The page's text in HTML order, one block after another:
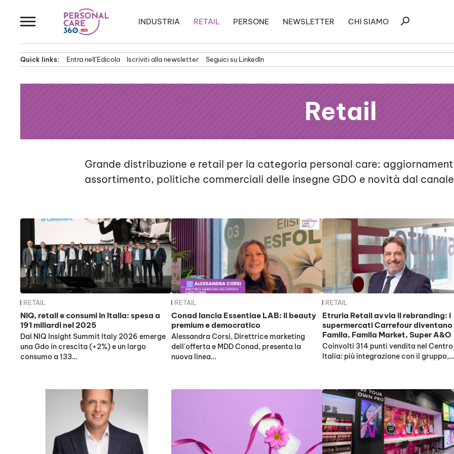
al
INDUSTRIA RETAIL PERSONE NEWSLETTER CHI SIAMO
Ricerca
search
Quick links: Entra nell’Edicola Iscriviti alla newsletter Seguici su LinkedIn
Retail
Grande distribuzione e retail per la categoria personal care:
assortimento, politiche commerciali delle insegne GDO e novità dal
News
RETAIL
NIQ, retail e consumi in Italia: spesa a
191 miliardi nel 2025
Dal NIQ Insight Summit Italy 2026 emerge
una Gdo in crescita (+2%) e un largo
consumo a 133…
RETAIL
Conad lancia Essentiae LAB: il beauty
premium e democratico
Alessandra Corsi, Direttrice marketing
dell'offerta e MDD Conad, presenta la
nuova linea…
RETAIL
Etruria Retail avvia il rebranding: i
supermercati Carrefour diventano
Famila, Famila Market, Super A&O
Coinvolti 314 punti vendita nel Centro
Italia: più integrazione con il gruppo,…